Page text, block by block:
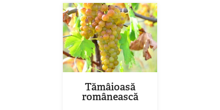
Tămâioasă
românească